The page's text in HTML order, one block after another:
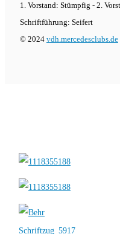
1. Vorstand: Stümpfig - 2.
Schriftführung: Seifert
© 2024 vdh.mercedesclubs.de